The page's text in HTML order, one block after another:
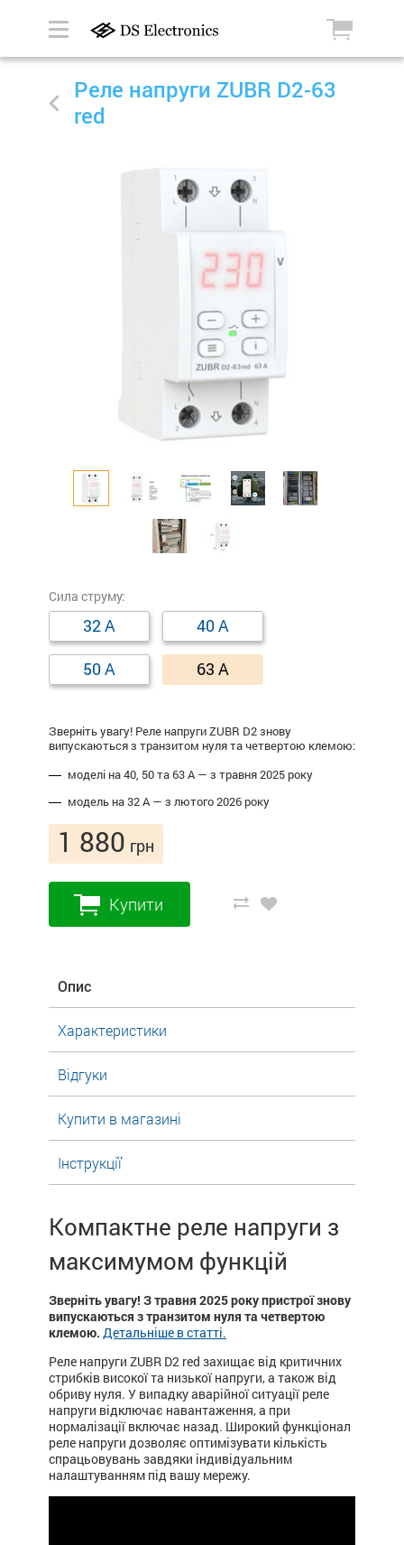
Реле напруги ZUBR D2-63
red
Сила струму:
32 А
40 А
50 А
63 А
Зверніть увагу! Реле напруги ZUBR D2 знову
випускаються з транзитом нуля та четвертою клемою:
моделі на 40, 50 та 63 А — з травня 2025 року
модель на 32 А — з лютого 2026 року
1 880 грн
Купити
Опис
Характеристики
Відгуки
Купити в магазині
Інструкції
Компактне реле напруги з
максимумом функцій
Зверніть увагу! З травня 2025 року пристрої знову
випускаються з транзитом нуля та четвертою
клемою. Детальніше в статті.
Реле напруги ZUBR D2 red захищає від критичних
стрибків високої та низької напруги, а також від
обриву нуля. У випадку аварійної ситуації реле
напруги відключає навантаження, а при
нормалізації включає назад. Широкий функціонал
реле напруги дозволяє оптимізувати кількість
спрацьовувань завдяки індивідуальним
налаштуванням під вашу мережу.